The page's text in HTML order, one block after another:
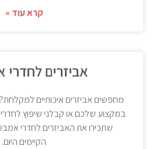
קרא עוד »
אביזרים
מחפשים אביזרים איכותיים
במקצוע שלכם או קבלני שיפוץ
שתכירו את האביזרים לחדרי
הקיימים היום.